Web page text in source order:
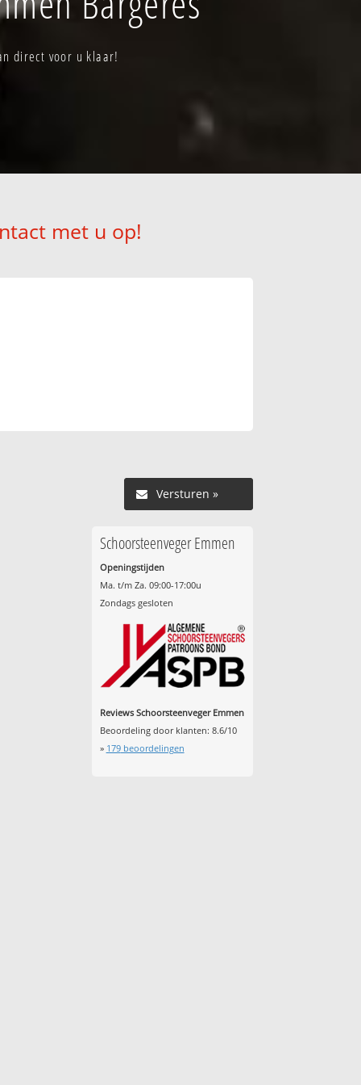
direct voor u klaar!
met u op!
Versturen »
Schoorsteenveger Emmen
Openingstijden
Ma. t/m Za. 09:00-17:00u
Zondags gesloten
Reviews Schoorsteenveger Emmen
Beoordeling door klanten: 8.6/10
» 179beoordelingen